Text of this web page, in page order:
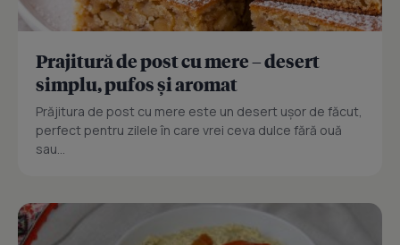
Prajitură de post cu mere – desert
simplu, pufos și aromat
Prăjitura de post cu mere este un desert ușor de făcut,
perfect pentru zilele în care vrei ceva dulce fără ouă
sau...